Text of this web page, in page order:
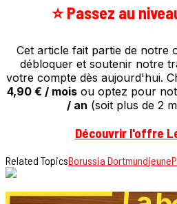
⭐️ Passez au
Cet article fait partie de notre
débloquer et soutenir notre
votre compte dès aujourd'hui.
4,90 € / moisou optez pour
/ an (soit plus de 2
Découvrir l'offre
Related TopicsBorussia Dortmundjeune